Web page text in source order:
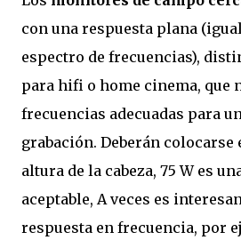
con una respuesta plana
espectro de frecuencias),
para hifi o home cinema, que
frecuencias adecuadas para
grabación. Deberán colocarse
altura de la cabeza, 75 W es
aceptable, A veces es
respuesta en frecuencia, por